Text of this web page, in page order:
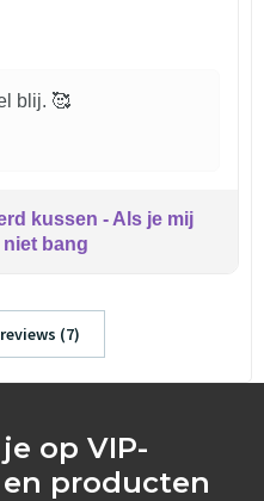
blij. 🥰
kussen - Als je mij
niet bang
(7)
op VIP-
producten